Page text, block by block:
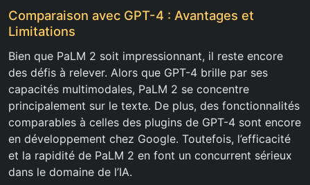
Comparaison avec GPT-4 : Avantages et
Limitations
Bien que PaLM 2 soit impressionnant, il reste encore
des défis à relever. Alors que GPT-4 brille par ses
capacités multimodales, PaLM 2 se concentre
principalement sur le texte. De plus, des fonctionnalités
comparables à celles des plugins de GPT-4 sont encore
en développement chez Google. Toutefois, l’efficacité
et la rapidité de PaLM 2 en font un concurrent sérieux
dans le domaine de l’IA.